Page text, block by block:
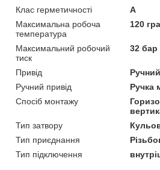
Клас герметичності
А
Максимальна робоча
температура
120
Максимальний робочий
тиск
32 бар
Привід
Ручний
Ручний привід
Ручка
Спосіб монтажу
Тип затвору
Тип приєднання
Тип підключення